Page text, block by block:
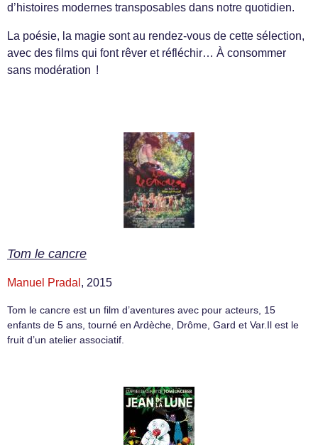
d’histoires modernes transposables dans notre quotidien.
La poésie, la magie sont au rendez-vous de cette sélection,
avec des films qui font rêver et réfléchir… À consommer
sans modération !
Tom le cancre
Manuel Pradal , 2015
Tom le cancre est un film d’aventures avec pour acteurs, 15
enfants de 5 ans, tourné en Ardèche, Drôme, Gard et Var.Il est le
fruit d’un atelier associatif.